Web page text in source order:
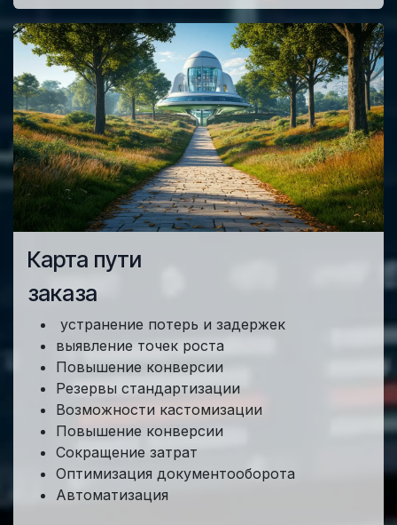
Карта пути
заказа
устранение потерь и задержек
выявление точек роста
Повышение конверсии
Резервы стандартизации
Возможности кастомизации
Повышение конверсии
Сокращение затрат
Оптимизация документооборота
Автоматизация